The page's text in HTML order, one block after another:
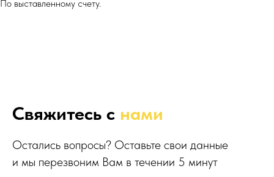
По выставленному счету.
Свяжитесь с нами
Остались вопросы? Оставьте свои данные
и мы перезвоним Вам в течении 5 минут